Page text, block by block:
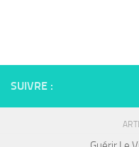
SUIVRE :